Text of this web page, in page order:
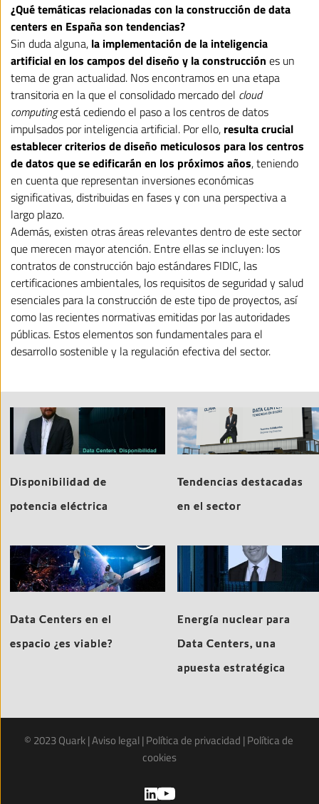
¿Qué temáticas relacionadas con la construcción de data
centers en España son tendencias?
Sin duda alguna, la implementación de la inteligencia
artificial en los campos del diseño y la construcción es un
tema de gran actualidad. Nos encontramos en una etapa
transitoria en la que el consolidado mercado del cloud
computingestá cediendo el paso a los centros de datos
impulsados por inteligencia artificial. Por ello, resulta crucial
establecer criterios de diseño meticulosos para los centros
de datos que se edificarán en los próximos años, teniendo
en cuenta que representan inversiones económicas
significativas, distribuidas en fases y con una perspectiva a
largo plazo.
Además, existen otras áreas relevantes dentro de este sector
que merecen mayor atención. Entre ellas se incluyen: los
contratos de construcción bajo estándares FIDIC, las
certificaciones ambientales, los requisitos de seguridad y salud
esenciales para la construcción de este tipo de proyectos, así
como las recientes normativas emitidas por las autoridades
públicas. Estos elementos son fundamentales para el
desarrollo sostenible y la regulación efectiva del sector.
Disponibilidad de
potencia eléctrica
Tendencias destacadas
en el sector
Data Centers en el
espacio ¿es viable?
Energía nuclear para
Data Centers, una
apuesta estratégica
© 2023 Quark | Aviso legal | Política de privacidad | Política de
cookies